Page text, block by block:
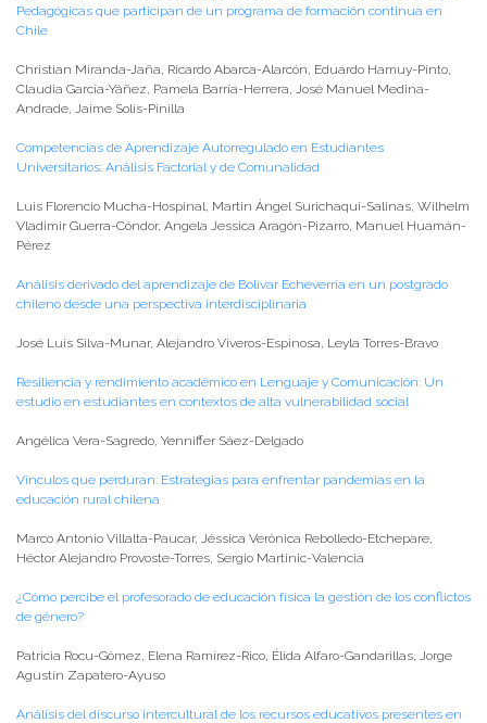
Pedagógicas que participan de un programa de formación continua en
Chile
Christian Miranda-Jaña, Ricardo Abarca-Alarcón, Eduardo Hamuy-Pinto,
Claudia García-Yáñez, Pamela Barría-Herrera, José Manuel Medina-
Andrade, Jaime Solís-Pinilla
Competencias de Aprendizaje Autorregulado en Estudiantes
Universitarios: Análisis Factorial y de Comunalidad
Luis Florencio Mucha-Hospinal, Martin Ángel Surichaqui-Salinas, Wilhelm
Vladimir Guerra-Cóndor, Angela Jessica Aragón-Pizarro, Manuel Huamán-
Pérez
Análisis derivado del aprendizaje de Bolívar Echeverría en un postgrado
chileno desde una perspectiva interdisciplinaria
José Luis Silva-Munar, Alejandro Viveros-Espinosa, Leyla Torres-Bravo
Resiliencia y rendimiento académico en Lenguaje y Comunicación: Un
estudio en estudiantes en contextos de alta vulnerabilidad social
Angélica Vera-Sagredo, Yenniffer Sáez-Delgado
Vínculos que perduran: Estrategias para enfrentar pandemias en la
educación rural chilena
Marco Antonio Villalta-Paucar, Jéssica Verónica Rebolledo-Etchepare,
Héctor Alejandro Provoste-Torres, Sergio Martinic-Valencia
¿Cómo percibe el profesorado de educación física la gestión de los conflictos
de género?
Patricia Rocu-Gómez, Elena Ramírez-Rico, Élida Alfaro-Gandarillas, Jorge
Agustín Zapatero-Ayuso
Análisis del discurso intercultural de los recursos educativos presentes en